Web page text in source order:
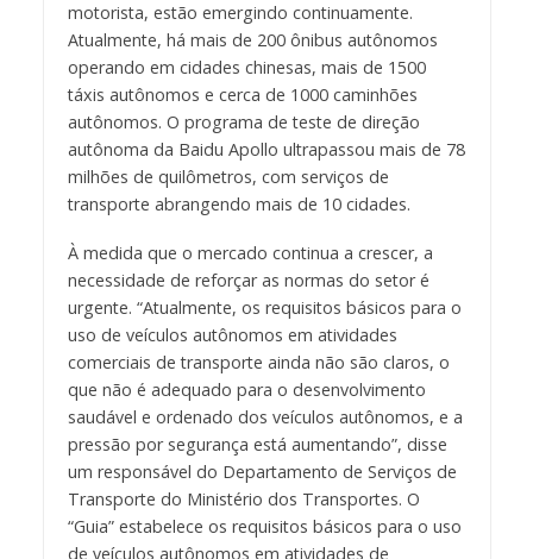
motorista, estão emergindo continuamente.
Atualmente, há mais de 200 ônibus autônomos
operando em cidades chinesas, mais de 1500
táxis autônomos e cerca de 1000 caminhões
autônomos. O programa de teste de direção
autônoma da Baidu Apollo ultrapassou mais de 78
milhões de quilômetros, com serviços de
transporte abrangendo mais de 10 cidades.
À medida que o mercado continua a crescer, a
necessidade de reforçar as normas do setor é
urgente. “Atualmente, os requisitos básicos para o
uso de veículos autônomos em atividades
comerciais de transporte ainda não são claros, o
que não é adequado para o desenvolvimento
saudável e ordenado dos veículos autônomos, e a
pressão por segurança está aumentando”, disse
um responsável do Departamento de Serviços de
Transporte do Ministério dos Transportes. O
“Guia” estabelece os requisitos básicos para o uso
de veículos autônomos em atividades de